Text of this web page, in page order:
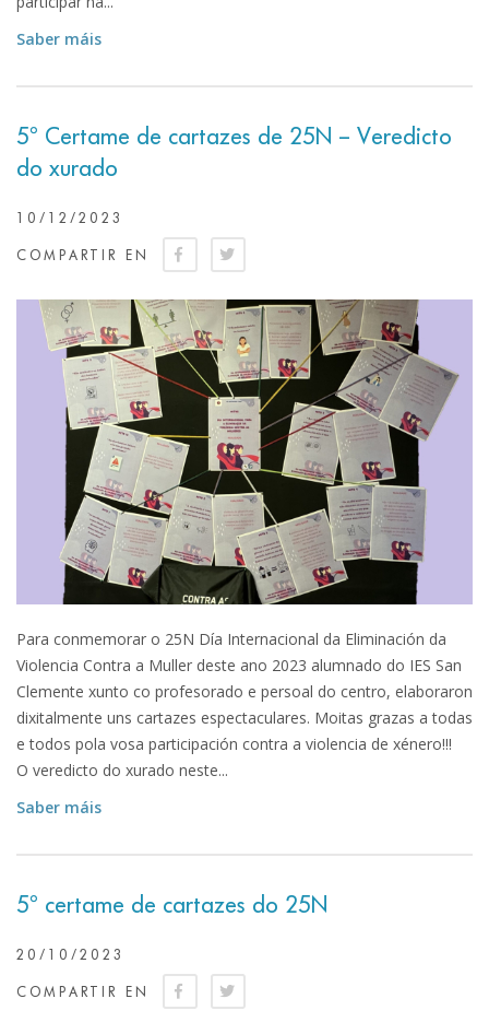
Saber máis
5º Certame de cartazes de 25N – Veredicto
do xurado
10/12/2023
COMPARTIR EN
Para conmemorar o 25N Día Internacional da Eliminación da
Violencia Contra a Muller deste ano 2023 alumnado do IES San
Clemente xunto co profesorado e persoal do centro, elaboraron
dixitalmente uns cartazes espectaculares. Moitas grazas a todas
e todos pola vosa participación contra a violencia de xénero!!!
O veredicto do xurado neste...
Saber máis
5º certame de cartazes do 25N
20/10/2023
COMPARTIR EN